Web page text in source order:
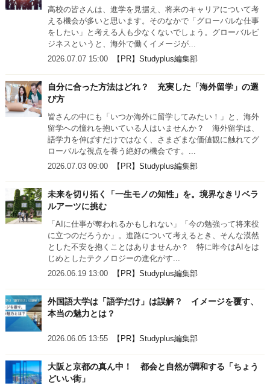
高校の皆さんは、進学を見据え、将来のキャリアについて考
える機会が多いと思います。そのなかで「グローバルな仕事
をしたい」と考える人も少なくないでしょう。グローバルビ
ジネスというと、海外で働くイメージが...
2026.07.07 15:00
【PR】Studyplus編集部
自分に合った方法はどれ？ 充実した「海外留学」の選
び方
皆さんの中にも「いつか海外に留学してみたい！」と、海外
留学への憧れを抱いている人はいませんか？ 海外留学は、
語学力を伸ばすだけではなく、さまざまな価値観に触れてグ
ローバルな視点を養う絶好の機会です。...
2026.07.03 09:00
【PR】Studyplus編集部
未来を切り拓く「一生モノの知性」を。境界なきリベラ
ルアーツに挑む
「AIに仕事が奪われるかもしれない」「今の勉強って将来役
に立つのだろうか」。進路について考えるとき、そんな漠然
とした不安を抱くことはありませんか？ 特に昨今はAIをは
じめとしたテクノロジーの進化がす...
2026.06.19 13:00
【PR】Studyplus編集部
外国語大学は「語学だけ」は誤解？ イメージを覆す、
本当の魅力とは？
2026.06.05 13:55 【PR】Studyplus編集部
大阪と京都の真ん中！ 都会と自然が調和する「ちょう
どいい街」